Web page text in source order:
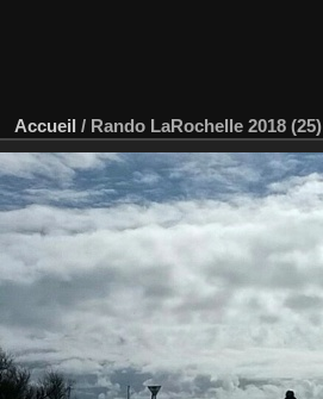
Accueil / Rando LaRochelle 2018 (25)